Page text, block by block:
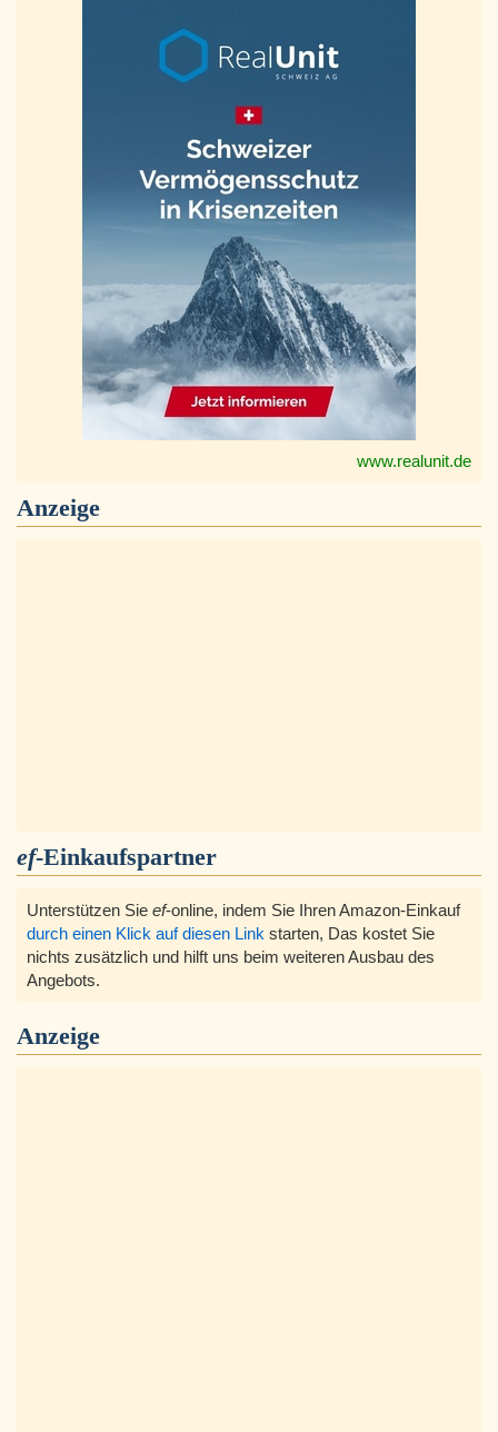
www.realunit.de
Anzeige
ef-Einkaufspartner
Unterstützen Sie ef-online, indem Sie Ihren Amazon-Einkauf
durch einen Klick auf diesen Link starten, Das kostet Sie
nichts zusätzlich und hilft uns beim weiteren Ausbau des
Angebots.
Anzeige